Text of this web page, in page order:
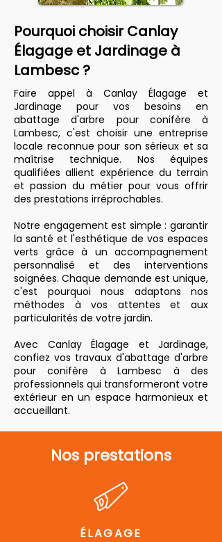
Pourquoi choisir Canlay
Élagage et Jardinage à
Lambesc ?
Faire appel à Canlay Élagage et
Jardinage pour vos besoins en
abattage d'arbre pour conifère à
Lambesc, c'est choisir une entreprise
locale reconnue pour son sérieux et sa
maîtrise technique. Nos équipes
qualifiées allient expérience du terrain
et passion du métier pour vous offrir
des prestations irréprochables.
Notre engagement est simple : garantir
la santé et l'esthétique de vos espaces
verts grâce à un accompagnement
personnalisé et des interventions
soignées. Chaque demande est unique,
c'est pourquoi nous adaptons nos
méthodes à vos attentes et aux
particularités de votre jardin.
Avec Canlay Élagage et Jardinage,
confiez vos travaux d'abattage d'arbre
pour conifère à Lambesc à des
professionnels qui transformeront votre
extérieur en un espace harmonieux et
accueillant.
Nos prestations
ÉLAGAGE